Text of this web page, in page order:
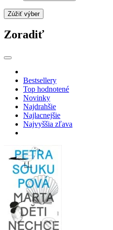
Zúžiť výber
Zoradiť
Bestsellery
Top hodnotené
Novinky
Najdrahšie
Najlacnejšie
Najvyššia zľava